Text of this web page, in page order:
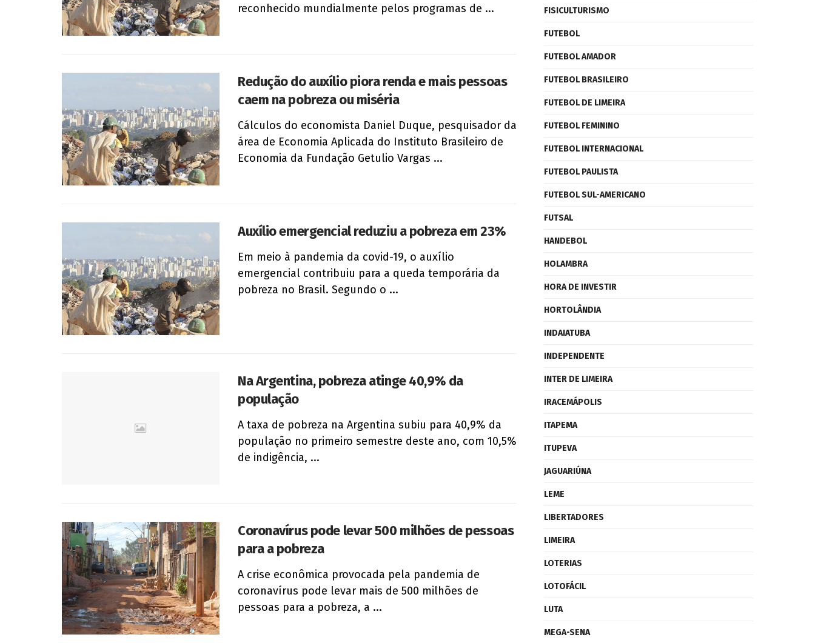
reconhecido mundialmente pelos programas de ...
Redução do auxílio piora renda e mais pessoas
caem na pobreza ou miséria
Cálculos do economista Daniel Duque, pesquisador da
área de Economia Aplicada do Instituto Brasileiro de
Economia da Fundação Getulio Vargas ...
Auxílio emergencial reduziu a pobreza em 23%
Em meio à pandemia da covid-19, o auxílio
emergencial contribuiu para a queda temporária da
pobreza no Brasil. Segundo o ...
Na Argentina, pobreza atinge 40,9% da
população
A taxa de pobreza na Argentina subiu para 40,9% da
população no primeiro semestre deste ano, com 10,5%
de indigência, ...
Coronavírus pode levar 500 milhões de pessoas
para a pobreza
A crise econômica provocada pela pandemia de
coronavírus pode levar mais de 500 milhões de
pessoas para a pobreza, a ...
FISICULTURISMO
FUTEBOL
FUTEBOL AMADOR
FUTEBOL BRASILEIRO
FUTEBOL DE LIMEIRA
FUTEBOL FEMININO
FUTEBOL INTERNACIONAL
FUTEBOL PAULISTA
FUTEBOL SUL-AMERICANO
FUTSAL
HANDEBOL
HOLAMBRA
HORA DE INVESTIR
HORTOLÂNDIA
INDAIATUBA
INDEPENDENTE
INTER DE LIMEIRA
IRACEMÁPOLIS
ITAPEMA
ITUPEVA
JAGUARIÚNA
LEME
LIBERTADORES
LIMEIRA
LOTERIAS
LOTOFÁCIL
LUTA
MEGA-SENA